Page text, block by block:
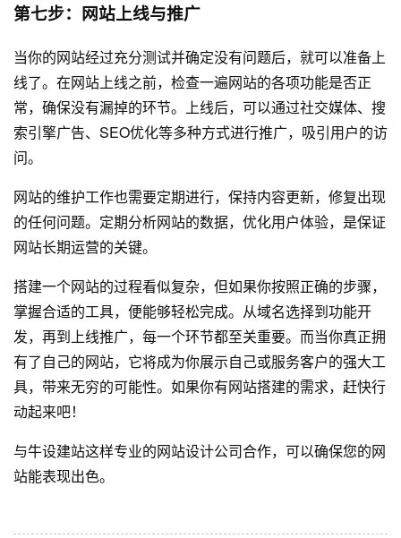
第七步：网站上线与推广
当你的网站经过充分测试并确定没有问题后，就可以准备上
线了。在网站上线之前，检查一遍网站的各项功能是否正
常，确保没有漏掉的环节。上线后，可以通过社交媒体、搜
索引擎广告、SEO优化等多种方式进行推广，吸引用户的访
问。
网站的维护工作也需要定期进行，保持内容更新，修复出现
的任何问题。定期分析网站的数据，优化用户体验，是保证
网站长期运营的关键。
搭建一个网站的过程看似复杂，但如果你按照正确的步骤，
掌握合适的工具，便能够轻松完成。从域名选择到功能开
发，再到上线推广，每一个环节都至关重要。而当你真正拥
有了自己的网站，它将成为你展示自己或服务客户的强大工
具，带来无穷的可能性。如果你有网站搭建的需求，赶快行
动起来吧！
与牛设建站这样专业的网站设计公司合作，可以确保您的网
站能表现出色。